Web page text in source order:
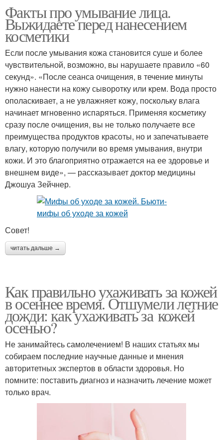
Факты про умывание лица.
Выжидаете перед нанесением
косметики
Если после умывания кожа становится суше и более
чувствительной, возможно, вы нарушаете правило «60
секунд». «После сеанса очищения, в течение минуты
нужно нанести на кожу сыворотку или крем. Вода просто
ополаскивает, а не увлажняет кожу, поскольку влага
начинает мгновенно испаряться. Применяя косметику
сразу после очищения, вы не только получаете все
преимущества продуктов красоты, но и запечатываете
влагу, которую получили во время умывания, внутри
кожи. И это благоприятно отражается на ее здоровье и
внешнем виде», — рассказывает доктор медицины
Джошуа Зейчнер.
Совет!
читать дальше →
Как правильно ухаживать за кожей
в осеннее время. Отшумели летние
дожди: как ухаживать за кожей
осенью?
Не занимайтесь самолечением! В наших статьях мы
собираем последние научные данные и мнения
авторитетных экспертов в области здоровья. Но
помните: поставить диагноз и назначить лечение может
только врач.